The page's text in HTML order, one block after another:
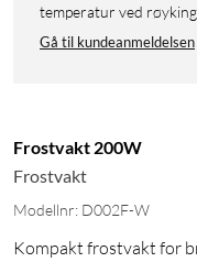
temperatur ved
Gå til kundeanmeldelsen
Frostvakt 200W
Frostvakt
Modellnr: D002F-W
Kompakt frostvakt for